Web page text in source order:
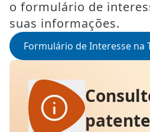
o formulário de
suas informações.
Formulário de Interesse na